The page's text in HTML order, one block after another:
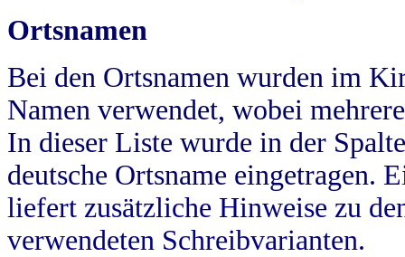
Ortsnamen
Bei den Ortsnamen wurden im
Namen verwendet, wobei
In dieser Liste wurde in der
deutsche Ortsname eingetragen.
liefert zusätzliche Hinweise zu
verwendeten Schreibvarianten.